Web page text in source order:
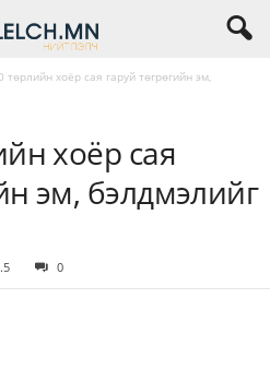
төрлийн хоёр сая гаруй төгрөгийн эм,
хоёр сая
эм, бэлдмэлийг
0